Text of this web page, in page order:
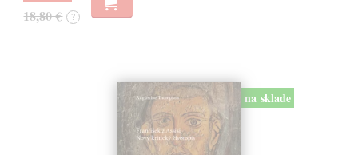
18,80 € ?
na sklade